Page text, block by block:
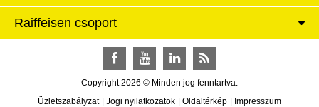
Raiffeisen csoport
Copyright 2026 © Minden jog fenntartva.
FacebookYouTubeLinkedInRSS
Üzletszabályzat | Jogi nyilatkozatok | Oldaltérkép | Impresszum